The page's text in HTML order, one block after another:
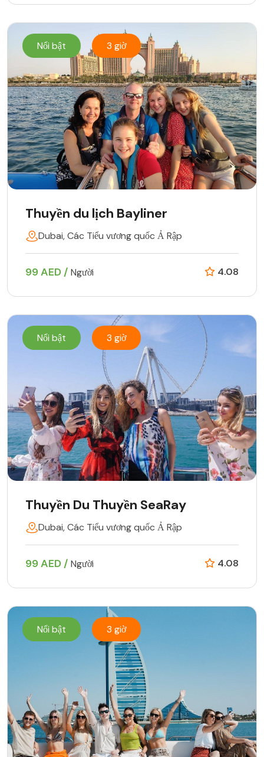
Nổi bật 3 giờ
Thuyền du lịch Bayliner
Dubai, Các Tiểu vương quốc Ả Rập
99 AED / Người 4.08
Nổi bật 3 giờ
Thuyền Du Thuyền SeaRay
Dubai, Các Tiểu vương quốc Ả Rập
99 AED / Người 4.08
Nổi bật 3 giờ